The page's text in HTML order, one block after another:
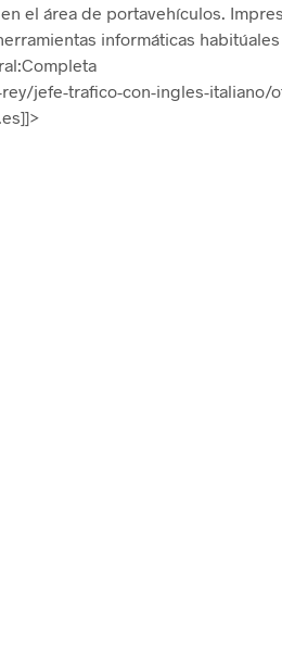
el área de portavehículos.
informáticas habitúales
jefe-trafico-con-ingles-italiano/